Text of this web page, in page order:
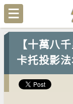
【十萬八
卡托投影